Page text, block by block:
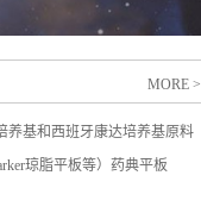
MORE >
养基和西班牙康达培养基原料
琼脂平板等）药典平板